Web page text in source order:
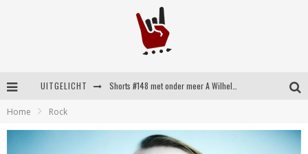
UITGELICHT
Home Rock